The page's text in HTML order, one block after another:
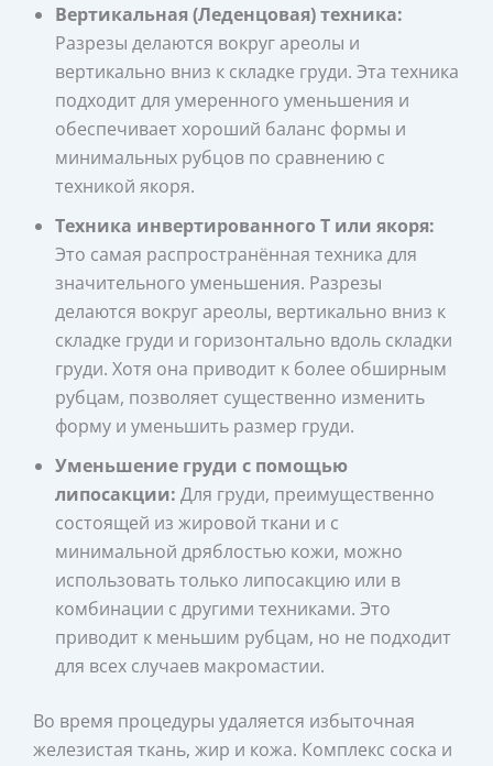
Вертикальная (Леденцовая) техника:
Разрезы делаются вокруг ареолы и
вертикально вниз к складке груди. Эта техника
подходит для умеренного уменьшения и
обеспечивает хороший баланс формы и
минимальных рубцов по сравнению с
техникой якоря.
Техника инвертированного Т или якоря:
Это самая распространённая техника для
значительного уменьшения. Разрезы
делаются вокруг ареолы, вертикально вниз к
складке груди и горизонтально вдоль складки
груди. Хотя она приводит к более обширным
рубцам, позволяет существенно изменить
форму и уменьшить размер груди.
Уменьшение груди с помощью
липосакции: Для груди, преимущественно
состоящей из жировой ткани и с
минимальной дряблостью кожи, можно
использовать только липосакцию или в
комбинации с другими техниками. Это
приводит к меньшим рубцам, но не подходит
для всех случаев макромастии.
Во время процедуры удаляется избыточная
железистая ткань, жир и кожа. Комплекс соска и